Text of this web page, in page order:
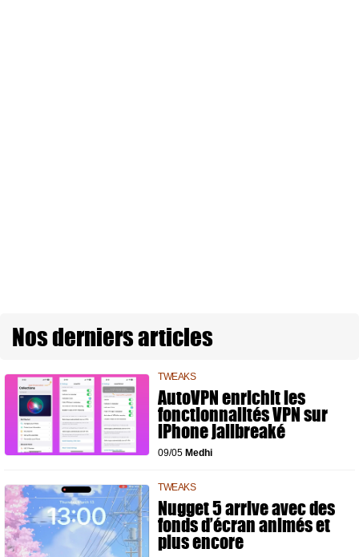
Nos derniers articles
TWEAKS
AutoVPN enrichit les
fonctionnalités VPN sur
iPhone jailbreaké
09/05 Medhi
TWEAKS
Nugget 5 arrive avec des
fonds d’écran animés et
plus encore